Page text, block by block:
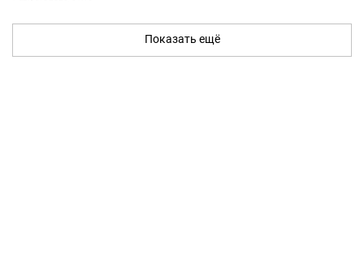
Показать ещё